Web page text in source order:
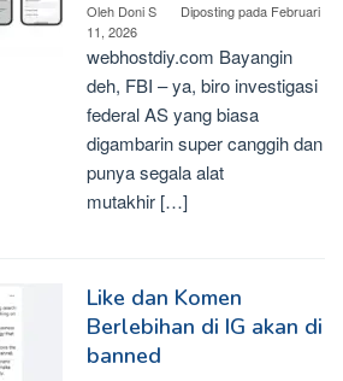
Oleh Doni S Diposting pada Februari
11, 2026
webhostdiy.com Bayangin
deh, FBI – ya, biro investigasi
federal AS yang biasa
digambarin super canggih dan
punya segala alat
mutakhir […]
Like dan Komen
Berlebihan di IG akan di
banned